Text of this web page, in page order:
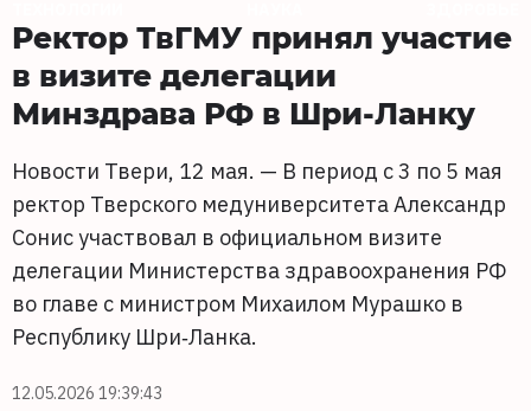
Ректор ТвГМУ принял участие
в визите делегации
Минздрава РФ в Шри‑Ланку
Новости Твери, 12 мая. — В период с 3 по 5 мая
ректор Тверского медуниверситета Александр
Сонис участвовал в официальном визите
делегации Министерства здравоохранения РФ
во главе с министром Михаилом Мурашко в
Республику Шри‑Ланка.
12.05.2026 19:39:43